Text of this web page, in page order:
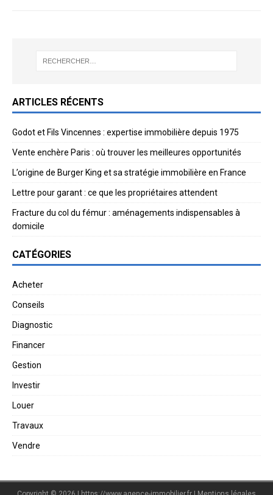
ARTICLES RÉCENTS
Godot et Fils Vincennes : expertise immobilière depuis 1975
Vente enchère Paris : où trouver les meilleures opportunités
L’origine de Burger King et sa stratégie immobilière en France
Lettre pour garant : ce que les propriétaires attendent
Fracture du col du fémur : aménagements indispensables à
domicile
CATÉGORIES
Acheter
Conseils
Diagnostic
Financer
Gestion
Investir
Louer
Travaux
Vendre